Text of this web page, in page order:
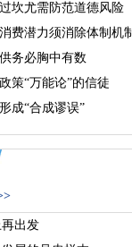
坎尤需防范道德风险
费潜力须消除体制机
务必胸中有数
策“万能论”的信徒
成“合成谬误”
出发